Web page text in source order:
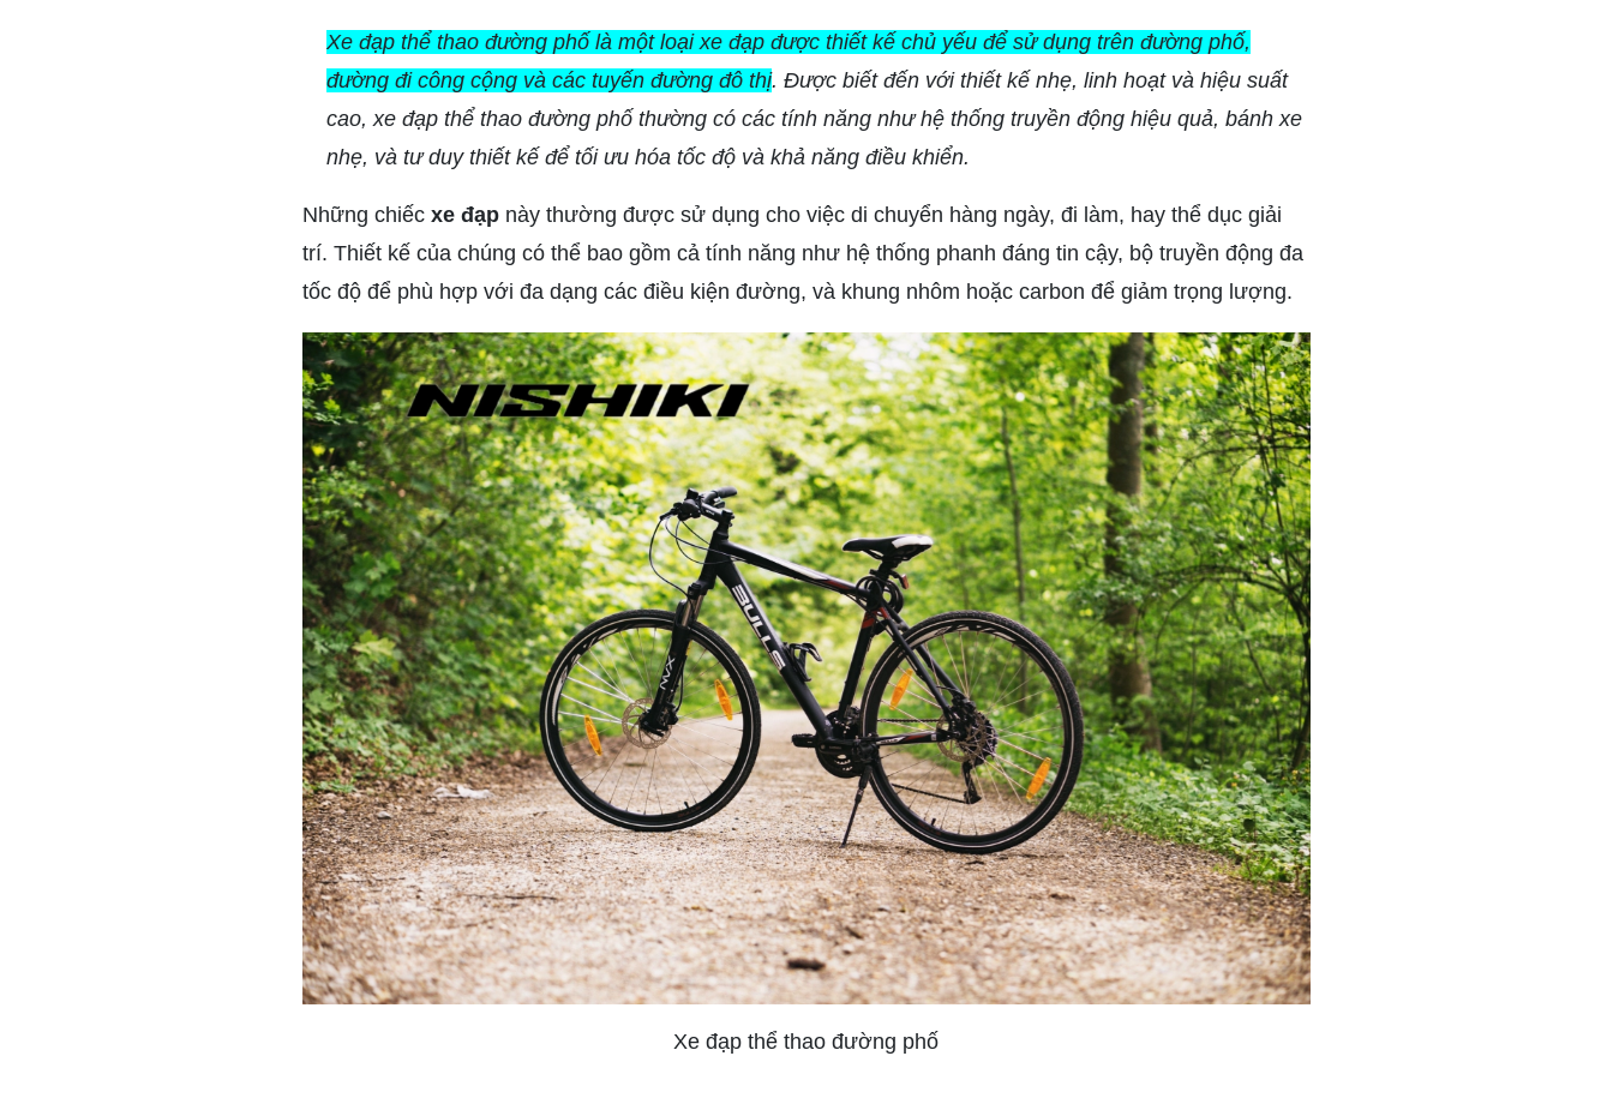
Xe đạp thể thao đường phố là một loại xe đạp được thiết kế chủ yếu để sử dụng trên đường phố,
đường đi công cộng và các tuyến đường đô thị. Được biết đến với thiết kế nhẹ, linh hoạt và hiệu suất
cao, xe đạp thể thao đường phố thường có các tính năng như hệ thống truyền động hiệu quả, bánh xe
nhẹ, và tư duy thiết kế để tối ưu hóa tốc độ và khả năng điều khiển.
Những chiếc xe đạpnày thường được sử dụng cho việc di chuyển hàng ngày, đi làm, hay thể dục giải
trí. Thiết kế của chúng có thể bao gồm cả tính năng như hệ thống phanh đáng tin cậy, bộ truyền động đa
tốc độ để phù hợp với đa dạng các điều kiện đường, và khung nhôm hoặc carbon để giảm trọng lượng.
Xe đạp thể thao đường phố